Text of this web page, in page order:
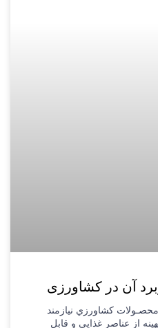
آن در کشاورزی
کشاورزي نیازمند
از عناصر غذایی و قابل